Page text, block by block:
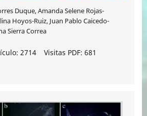
Duque, Amanda Selene Rojas-
Hoyos-Ruiz, Juan Pablo Caicedo-
Sierra Correa
2714 Visitas PDF: 681